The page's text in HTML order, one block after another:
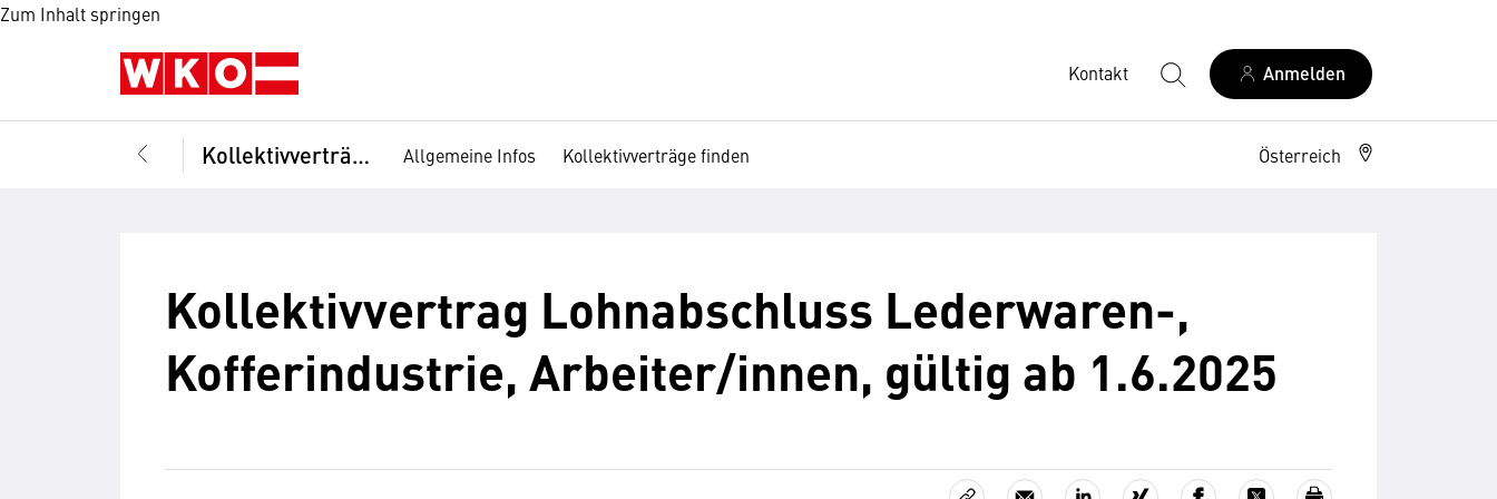
Zum Inhalt springen
Kontakt Anmelden
Kollektivverträge Allgemeine Infos Kollektivverträge finden Österreich
Kollektivvertrag Lohnabschluss Lederwaren-,
Kofferindustrie, Arbeiter/innen, gültig ab 1.6.2025